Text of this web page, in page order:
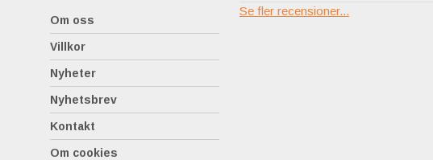
Om oss
Villkor
Nyheter
Nyhetsbrev
Kontakt
Om cookies
Se fler recensioner...